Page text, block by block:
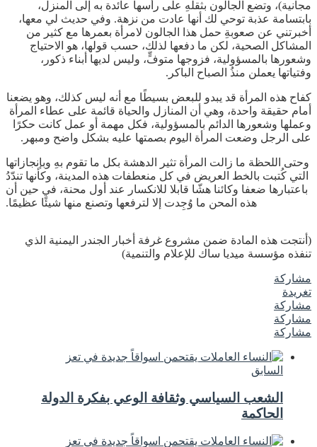
مجانية)، وتضع الجالون بثقلهِ على رأسها عائدة به إلى المنزل،
بابتسامة عذبة توحي لك أنها عادت من نزهة. وفي حديث لي معها،
أخبرتني عن صعوبةِ حمل هذا الجالون لامرأة بعمرها مع كثير من
المشاكل الصحية، لكن ما دفعها لذلك، حسب قولها، هو الاحتياج
وشعورها بالمسؤولية، فزوجها متوفٍّ، وليس لديها أبناء ذكور،
وفتياتها يعملن منذُ الصباح الباكر.
كفاح هذه المرأة قد يبدو للبعض بسيطًا مع أنه ليس كذلك، وهو يضعنا
أمام حقيقة واحدة، وهي أن المنازل والحياة قائمة على عطاء المرأة
وعملها وشعورها الدائم بالمسؤولية، فكل مهمة أو عمل كانت حكرًا
على الرجل وضعت المرأة اليوم بصمتها عليه بشكل واضح ومبهر.
وحتى اللحظة ما زالت المرأة تثير الدهشة بكل ما تقوم بهِ وبإنجازاتها
التي كُتبت بالخط العريض في كل منعطفات هذه المدينة، وكأنها تندّدُ
باعتبارها ضعفا وكائنا هشّا قابلا للانكسار عند أول محنة، في حين أن
هذه المحن ما وُجِدت إلا لترفعها وتصنع منها شيئًا عظيمًا.
(أنتجت هذه المادة ضمن مشروع غرفة أخبار الجندر اليمنية الذي
تنفذه مؤسسة ميديا ساك للإعلام والتنمية)
مشاركة
تغريدة
مشاركة
مشاركة
مشاركة
السابق
الشعب السياسي وثقافة الوعي بفكرة الدولة
الحاكمة